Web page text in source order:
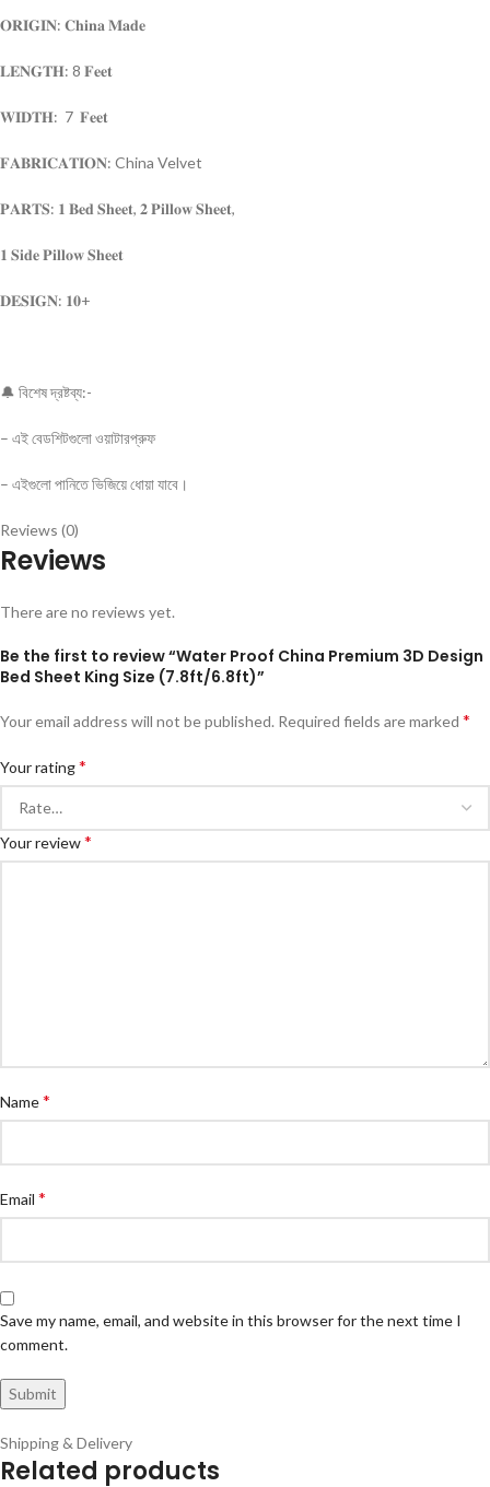
𝐎𝐑𝐈𝐆𝐈𝐍: 𝐂𝐡𝐢𝐧𝐚 𝐌𝐚𝐝𝐞
𝐋𝐄𝐍𝐆𝐓𝐇: 8 𝐅𝐞𝐞𝐭
𝐖𝐈𝐃𝐓𝐇: 7 𝐅𝐞𝐞𝐭
𝐅𝐀𝐁𝐑𝐈𝐂𝐀𝐓𝐈𝐎𝐍: China Velvet
𝐏𝐀𝐑𝐓𝐒: 𝟏 𝐁𝐞𝐝 𝐒𝐡𝐞𝐞𝐭, 𝟐 𝐏𝐢𝐥𝐥𝐨𝐰 𝐒𝐡𝐞𝐞𝐭,
𝟏 𝐒𝐢𝐝𝐞 𝐏𝐢𝐥𝐥𝐨𝐰 𝐒𝐡𝐞𝐞𝐭
𝐃𝐄𝐒𝐈𝐆𝐍: 𝟏𝟎+
🔔 বিশেষ দ্রষ্টব্য:-
– এই বেডশিটগুলো ওয়াটারপ্রুফ
– এইগুলো পানিতে ভিজিয়ে ধোয়া যাবে।
Reviews (0)
Reviews
There are no reviews yet.
Be the first to review “Water Proof China Premium 3D Design
Bed Sheet King Size (7.8ft/6.8ft)”
Your email address will not be published. Required fields are marked *
Your rating*
Your review*
Name*
Email *
Save my name, email, and website in this browser for the next time I
comment.
Shipping & Delivery
Related products